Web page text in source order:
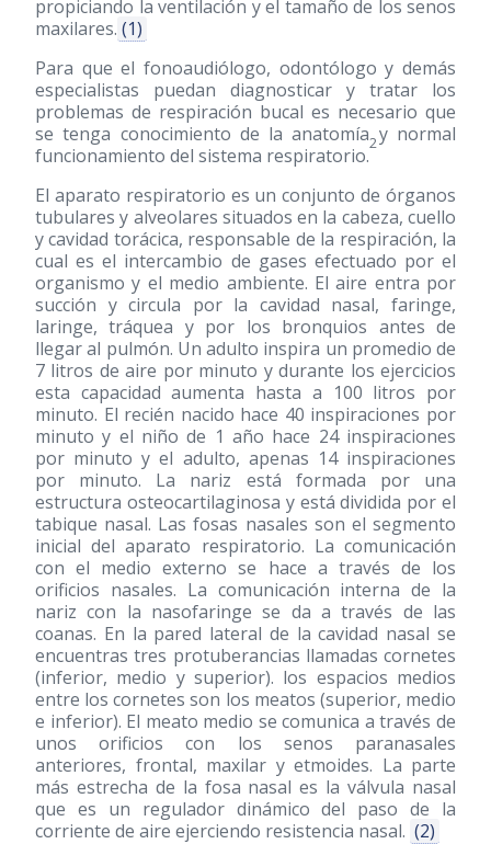
propiciando la ventilación y el tamaño de los senos
maxilares. (1)
Para que el fonoaudiólogo, odontólogo y demás
especialistas puedan diagnosticar y tratar los
problemas de respiración bucal es necesario que
se tenga conocimiento de la anatomía y normal
funcionamiento del sistema respiratorio.
2
El aparato respiratorio es un conjunto de órganos
tubulares y alveolares situados en la cabeza, cuello
y cavidad torácica, responsable de la respiración, la
cual es el intercambio de gases efectuado por el
organismo y el medio ambiente. El aire entra por
succión y circula por la cavidad nasal, faringe,
laringe, tráquea y por los bronquios antes de
llegar al pulmón. Un adulto inspira un promedio de
7 litros de aire por minuto y durante los ejercicios
esta capacidad aumenta hasta a 100 litros por
minuto. El recién nacido hace 40 inspiraciones por
minuto y el niño de 1 año hace 24 inspiraciones
por minuto y el adulto, apenas 14 inspiraciones
por minuto. La nariz está formada por una
estructura osteocartilaginosa y está dividida por el
tabique nasal. Las fosas nasales son el segmento
inicial del aparato respiratorio. La comunicación
con el medio externo se hace a través de los
orificios nasales. La comunicación interna de la
nariz con la nasofaringe se da a través de las
coanas. En la pared lateral de la cavidad nasal se
encuentras tres protuberancias llamadas cornetes
(inferior, medio y superior). los espacios medios
entre los cornetes son los meatos (superior, medio
e inferior). El meato medio se comunica a través de
unos orificios con los senos paranasales
anteriores, frontal, maxilar y etmoides. La parte
más estrecha de la fosa nasal es la válvula nasal
que es un regulador dinámico del paso de la
corriente de aire ejerciendo resistencia nasal. (2)